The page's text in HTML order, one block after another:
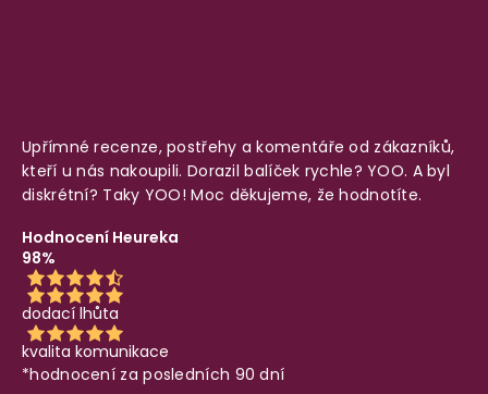
Upřímné recenze, postřehy a komentáře od zákazníků,
kteří u nás nakoupili. Dorazil balíček rychle? YOO. A byl
diskrétní? Taky YOO! Moc děkujeme, že hodnotíte.
Hodnocení Heureka
98%
dodací lhůta
kvalita komunikace
*hodnocení za posledních 90 dní